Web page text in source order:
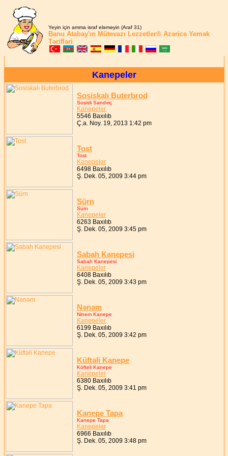
Yeyin için amma israf eləməyin (Araf 31)
Banu Atabay'ın Mütevazı Lezzetler® Azərice Yemək
Tərifləri
Kanepeler
Sosiskalı Buterbrod
Sosisli Sandviç
Kanepeler
5546 Baxılıb
Ç.a. Noy. 19, 2013 1:42 pm
Tost
Tost
Kanepeler
6498 Baxılıb
Ş. Dek. 05, 2009 3:44 pm
Sürn
Sürn
Kanepeler
6263 Baxılıb
Ş. Dek. 05, 2009 3:45 pm
Sabah Kanepesi
Sabah Kanepesi
Kanepeler
6408 Baxılıb
Ş. Dek. 05, 2009 3:43 pm
Nənəm
Ninem Kanepe
Kanepeler
6199 Baxılıb
Ş. Dek. 05, 2009 3:42 pm
Küftəli Kanepe
Köfteli Kanepe
Kanepeler
6380 Baxılıb
Ş. Dek. 05, 2009 3:41 pm
Kanepe Tapa
Kanepe Tapa
Kanepeler
6966 Baxılıb
Ş. Dek. 05, 2009 3:48 pm